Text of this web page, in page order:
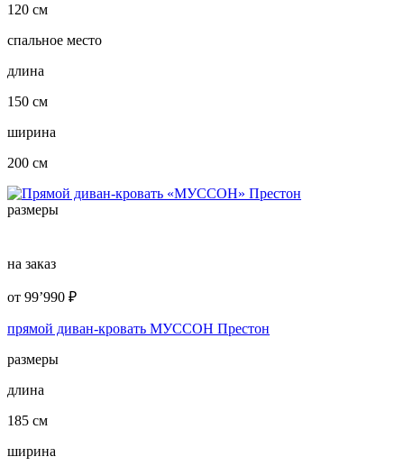
120 см
спальное место
длина
150 см
ширина
200 см
размеры
на заказ
от 99’990 ₽
прямой диван-кровать МУССОН Престон
размеры
длина
185 см
ширина